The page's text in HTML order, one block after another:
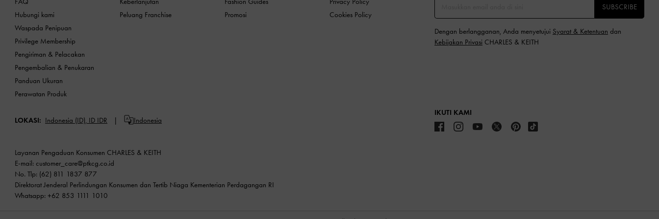
Hubungi kami
Waspada Penipuan
Privilege Membership
Pengiriman & Pelacakan
Pengembalian & Penukaran
Panduan Ukuran
Perawatan Produk
Peluang Franchise
Promosi
Cookies Policy
SUBSCRIBE
Dengan berlangganan, Anda menyetujui Syarat & Ketentuan dan
Kebijakan Privasi CHARLES & KEITH
LOKASI: Indonesia (ID), ID IDR Indonesia
IKUTI KAMI
Layanan Pengaduan Konsumen CHARLES & KEITH
E-mail: customer_care@ptkcg.co.id
No. Tlp: (62) 811 1837 877
Direktorat Jenderal Perlindungan Konsumen dan Tertib Niaga Kementerian Perdagangan RI
Whatsapp: +62 853 1111 1010